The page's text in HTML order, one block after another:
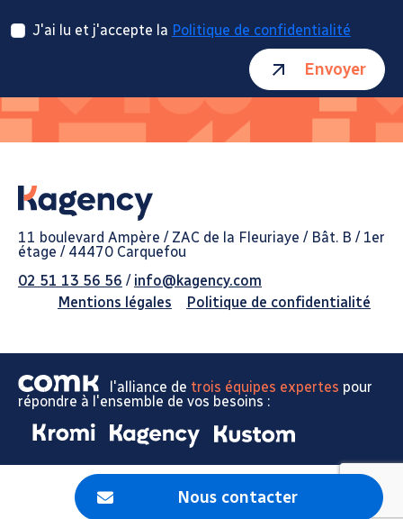
Nous contacter
J'ai lu et j'accepte la Politique de confidentialité
Envoyer
11 boulevard Ampère / ZAC de la Fleuriaye / Bât. B / 1er
étage / 44470 Carquefou
02 51 13 56 56 / info@kagency.com
Mentions légales
Politique de confidentialité
l'alliance de trois équipes expertes pour
répondre à l'ensemble de vos besoins :